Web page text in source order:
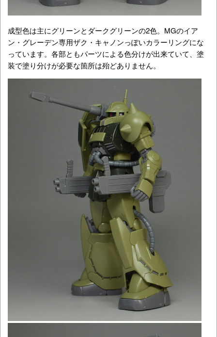
成型色は主にグリーンとダークグリーンの2色。MGのイア
ン・グレーデン専用ザク・キャノンっぽいカラーリングにな
っています。各部ともパーツによる色分けが出来ていて、塗
装で塗り分けが必要な箇所は殆どありません。